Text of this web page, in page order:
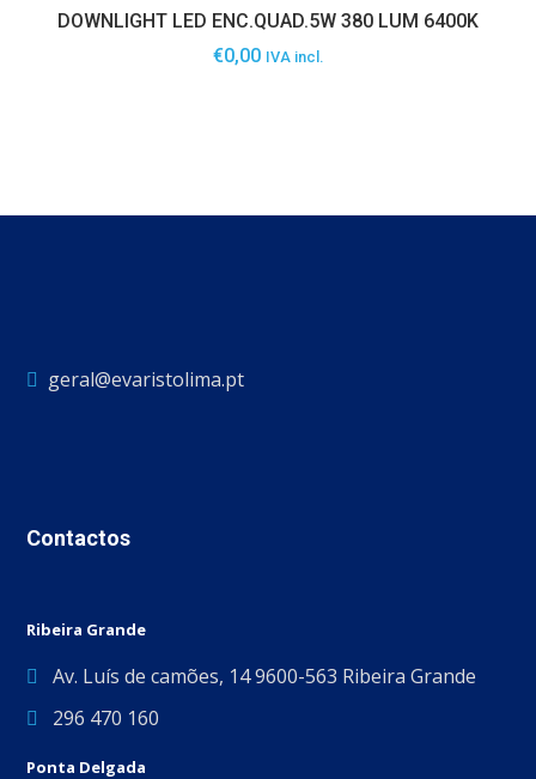
DOWNLIGHT LED ENC.QUAD.5W 380 LUM 6400K
€0,00 IVA incl.
geral@evaristolima.pt
Contactos
Ribeira Grande
Av. Luís de camões, 14 9600-563 Ribeira Grande
296 470 160
Ponta Delgada